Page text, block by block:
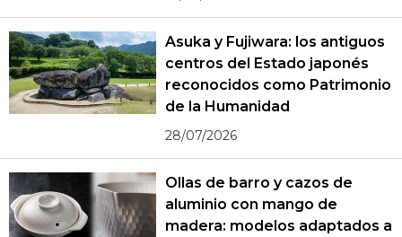
Asuka y Fujiwara: los antiguos
centros del Estado japonés
reconocidos como Patrimonio
de la Humanidad
28/07/2026
Ollas de barro y cazos de
aluminio con mango de
madera: modelos adaptados a